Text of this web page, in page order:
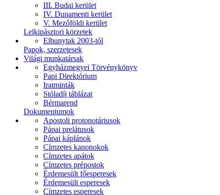
III. Budai kerület
IV. Dunamenti kerület
V. Mezőföldi kerület
Lelkipásztori körzetek
Elhunytak 2003-tól
Papok, szerzetesek
Világi munkatársak
Egyházmegyei Törvénykönyv
Papi Direktórium
Iratminták
Stóladíj táblázat
Bérmarend
Dokumentumok
Apostoli protonotáriusok
Pápai prelátusok
Pápai káplánok
Címzetes kanonokok
Címzetes apátok
Címzetes prépostok
Érdemesült főesperesek
Érdemesült esperesek
Címzetes esperesek